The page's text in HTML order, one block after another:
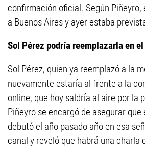
confirmación oficial. Según
a Buenos Aires y ayer estaba
Sol Pérez podría reemplazarla en
Sol Pérez, quien ya reemplazó a la
nuevamente estaría al frente a la
online, que hoy saldría al aire por la
Piñeyro se encargó de asegurar que
debutó el año pasado año en esa
canal y reveló que habrá una charla